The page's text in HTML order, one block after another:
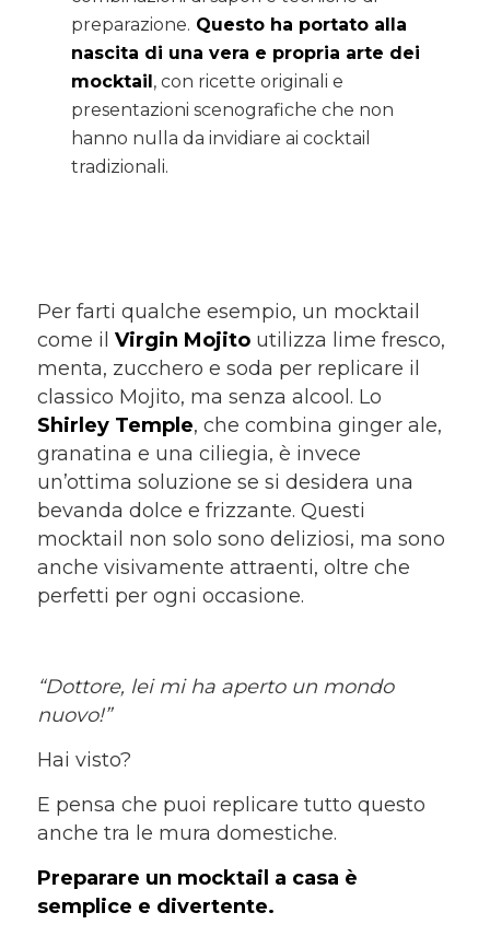
preparazione. Questo ha portato alla
nascita di una vera e propria arte dei
mocktail , con ricette originali e
presentazioni scenografiche che non
hanno nulla da invidiare ai cocktail
tradizionali.
Per farti qualche esempio, un mocktail
come il Virgin Mojitoutilizza lime fresco,
menta, zucchero e soda per replicare il
classico Mojito, ma senza alcool. Lo
Shirley Temple, che combina ginger ale,
granatina e una ciliegia, è invece
un’ottima soluzione se si desidera una
bevanda dolce e frizzante. Questi
mocktail non solo sono deliziosi, ma sono
anche visivamente attraenti, oltre che
perfetti per ogni occasione.
“Dottore, lei mi ha aperto un mondo
nuovo!”
Hai visto?
E pensa che puoi replicare tutto questo
anche tra le mura domestiche.
Preparare un mocktail a casa è
semplice e divertente.